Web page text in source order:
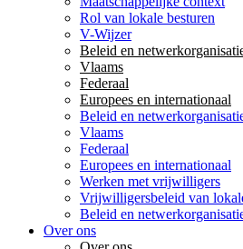
Rol van lokale besturen
V-Wijzer
Beleid en
Vlaams
Federaal
Europees en internationaal
Beleid en
Vlaams
Federaal
Europees en internationaal
Werken met vrijwilligers
Vrijwilligersbeleid van
Beleid en
Over ons